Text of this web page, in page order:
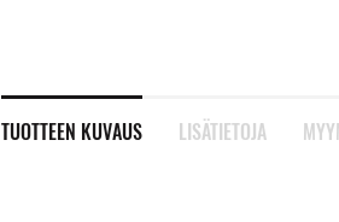
TUOTTEEN KUVAUS LISÄTIETOJA